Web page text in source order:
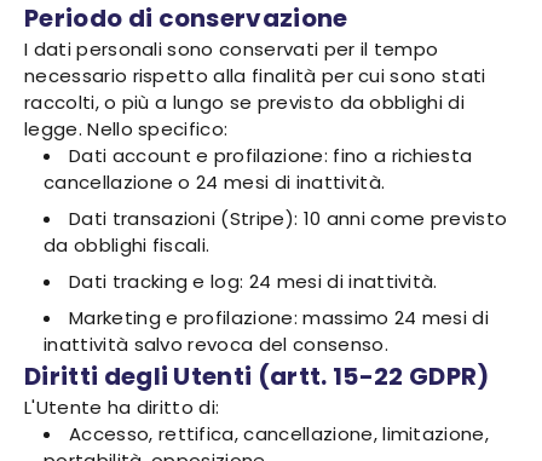
Periodo di conservazione
I dati personali sono conservati per il tempo
necessario rispetto alla finalità per cui sono stati
raccolti, o più a lungo se previsto da obblighi di
legge. Nello specifico:
Dati account e profilazione: fino a richiesta
cancellazione o 24 mesi di inattività.
Dati transazioni (Stripe): 10 anni come previsto
da obblighi fiscali.
Dati tracking e log: 24 mesi di inattività.
Marketing e profilazione: massimo 24 mesi di
inattività salvo revoca del consenso.
Diritti degli Utenti (artt. 15-22 GDPR)
L'Utente ha diritto di:
Accesso, rettifica, cancellazione, limitazione,